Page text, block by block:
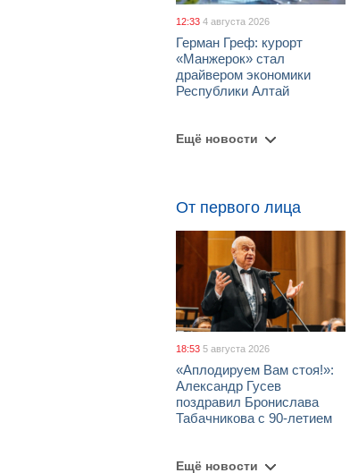
12:33 4 августа 2026
Герман Греф: курорт
«Манжерок» стал
драйвером экономики
Республики Алтай
Ещё новости
От первого лица
18:53 5 августа 2026
«Аплодируем Вам стоя!»:
Александр Гусев
поздравил Бронислава
Табачникова с 90-летием
Ещё новости